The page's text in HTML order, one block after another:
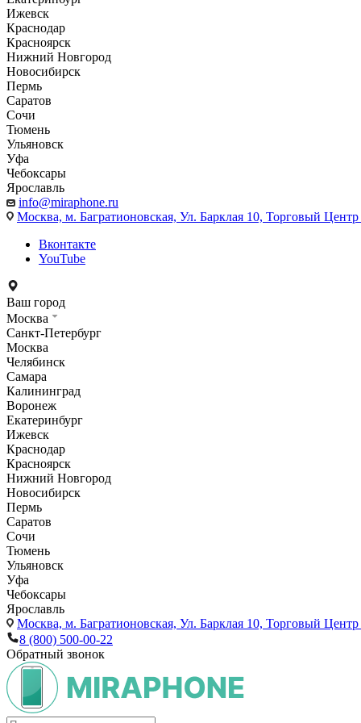
Ижевск
Краснодар
Красноярск
Нижний Новгород
Новосибирск
Пермь
Саратов
Сочи
Тюмень
Ульяновск
Уфа
Чебоксары
Ярославль
info@miraphone.ru
Москва, м. Багратионовская, Ул. Барклая 10, Торговый
Вконтакте
YouTube
Ваш город
Москва
Санкт-Петербург
Москва
Челябинск
Самара
Калининград
Воронеж
Екатеринбург
Ижевск
Краснодар
Красноярск
Нижний Новгород
Новосибирск
Пермь
Саратов
Сочи
Тюмень
Ульяновск
Уфа
Чебоксары
Ярославль
Москва, м. Багратионовская, Ул. Барклая 10, Торговый
8 (800) 500-00-22
Обратный звонок